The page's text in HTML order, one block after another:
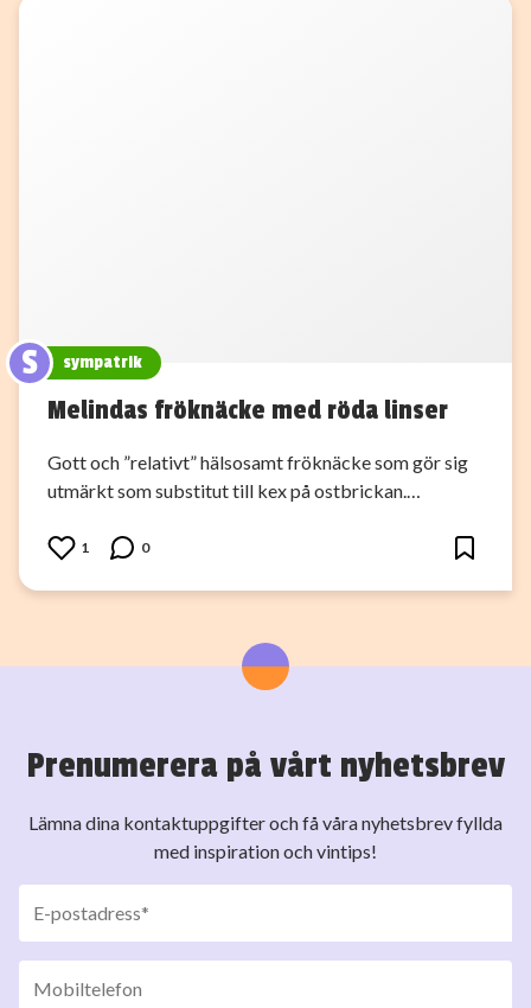
S sympatrik
Melindas fröknäcke med röda linser
Gott och ”relativt” hälsosamt fröknäcke som gör sig
utmärkt som substitut till kex på ostbrickan.…
1 0
Prenumerera på vårt nyhetsbrev
Lämna dina kontaktuppgifter och få våra nyhetsbrev fyllda
med inspiration och vintips!